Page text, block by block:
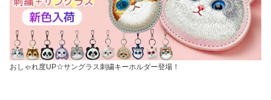
おしゃれ度UP☆サングラス刺繍キーホルダー登場！